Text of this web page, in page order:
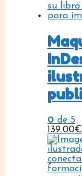
0 de 5
139.00€